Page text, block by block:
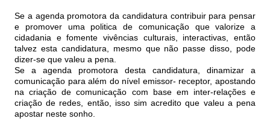
Se a agenda promotora da candidatura contribuir para pensar
e promover uma politica de comunicação que valorize a
cidadania e fomente vivências culturais, interactivas, então
talvez esta candidatura, mesmo que não passe disso, pode
dizer-se que valeu a pena.
Se a agenda promotora desta candidatura, dinamizar a
comunicação para além do nível emissor- receptor, apostando
na criação de comunicação com base em inter-relações e
criação de redes, então, isso sim acredito que valeu a pena
apostar neste sonho.